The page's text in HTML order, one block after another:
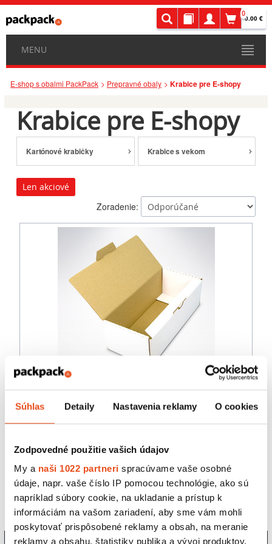
Súhlas Detaily Nastavenia reklamy O cookies
Zodpovedné použitie vašich údajov
My a naši 1022 partneri spracúvame vaše osobné
údaje, napr. vaše číslo IP pomocou technológie, ako sú
napríklad súbory cookie, na ukladanie a prístup k
informáciám na vašom zariadení, aby sme vám mohli
poskytovať prispôsobené reklamy a obsah, na meranie
reklamy a obsahu, štatistiky publika a vývoj produktov.
0
0.00 €
MENU
E-shop s obalmi PackPack Prepravné obaly Krabice pre E-shopy
Krabice pre E-shopy
Kartónové krabičky Krabice s vekom
Len akciové
Zoradenie:
Kartónová krabička 215 x 96 x 76
8,92 € s DPH / bal.
25 ks v balení
« 1 2 3 4 5 »